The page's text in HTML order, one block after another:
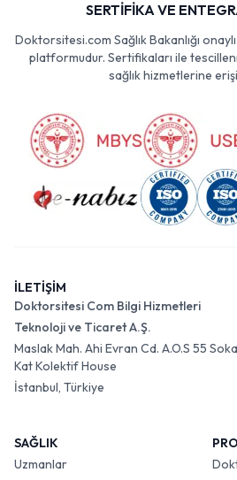
SERTİFİKA VE
Doktorsitesi.com Sağlık Bakanlığı
platformudur. Sertifikaları ile
sağlık hizmetlerine
İLETİŞİM
Doktorsitesi Com Bilgi Hizmetleri
Teknoloji ve Ticaret A.Ş.
Maslak Mah. Ahi Evran Cd. A.O.S 55
Kat Kolektif House
İstanbul, Türkiye
SAĞLIK
Uzmanlar